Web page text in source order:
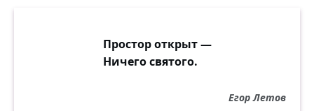
Простор открыт —
Ничего святого.
Егор Летов